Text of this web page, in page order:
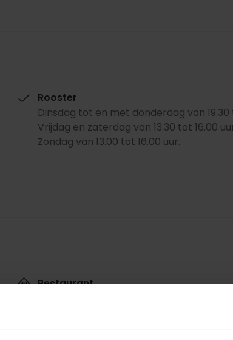
Rooster
Dinsdag tot en met donderdag van 19.30
Vrijdag en zaterdag van 13.30 tot 16.00
Zondag van 13.00 tot 16.00 uur.
Restaurant